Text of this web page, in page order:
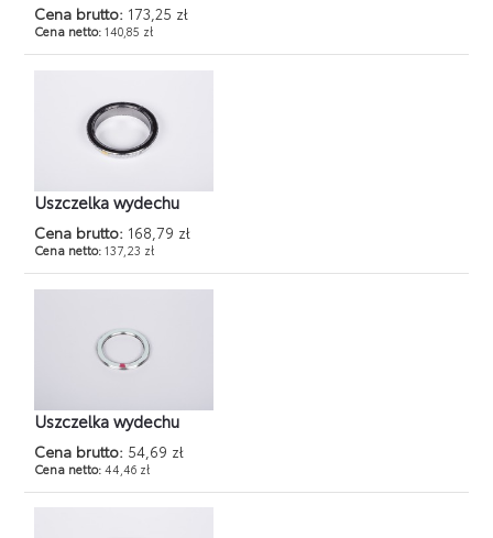
Cena brutto: 173,25 zł
Cena netto:140,85 zł
Uszczelka wydechu
Cena brutto: 168,79 zł
Cena netto:137,23 zł
Uszczelka wydechu
Cena brutto: 54,69 zł
Cena netto:44,46 zł